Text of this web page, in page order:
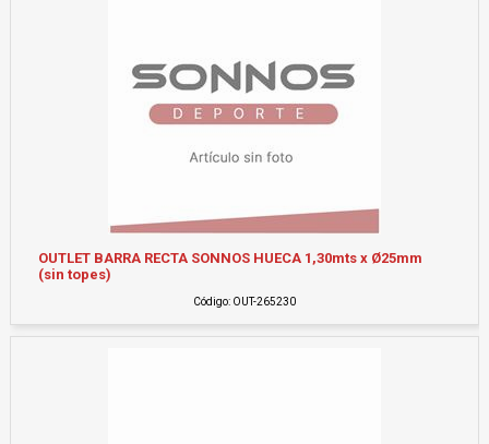
OUTLET BARRA RECTA SONNOS HUECA 1,30mts x Ø25mm
(sin topes)
Código: OUT-265230